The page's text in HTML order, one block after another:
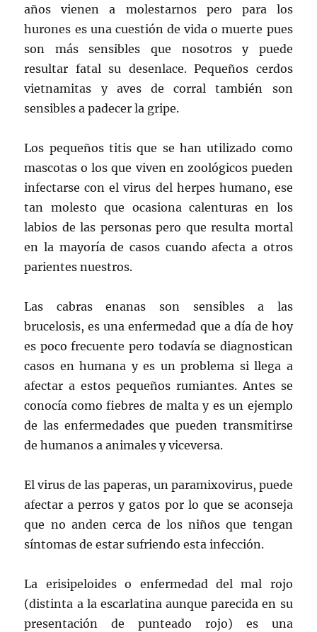
años vienen a molestarnos pero para los
hurones es una cuestión de vida o muerte pues
son más sensibles que nosotros y puede
resultar fatal su desenlace. Pequeños cerdos
vietnamitas y aves de corral también son
sensibles a padecer la gripe.
Los pequeños titis que se han utilizado como
mascotas o los que viven en zoológicos pueden
infectarse con el virus del herpes humano, ese
tan molesto que ocasiona calenturas en los
labios de las personas pero que resulta mortal
en la mayoría de casos cuando afecta a otros
parientes nuestros.
Las cabras enanas son sensibles a las
brucelosis, es una enfermedad que a día de hoy
es poco frecuente pero todavía se diagnostican
casos en humana y es un problema si llega a
afectar a estos pequeños rumiantes. Antes se
conocía como fiebres de malta y es un ejemplo
de las enfermedades que pueden transmitirse
de humanos a animales y viceversa.
El virus de las paperas, un paramixovirus, puede
afectar a perros y gatos por lo que se aconseja
que no anden cerca de los niños que tengan
síntomas de estar sufriendo esta infección.
La erisipeloides o enfermedad del mal rojo
(distinta a la escarlatina aunque parecida en su
presentación de punteado rojo) es una